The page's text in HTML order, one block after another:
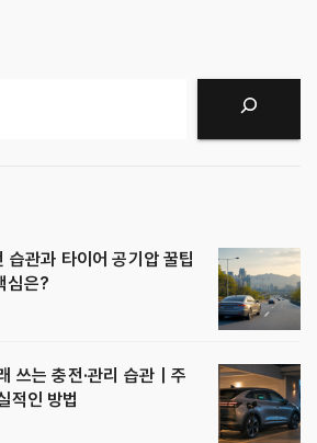
관과 타이어 공기압 꿀팁
심은?
쓰는 충전·관리 습관｜주
적인 방법